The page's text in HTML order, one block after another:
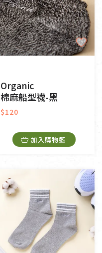
Organic
棉麻船型襪-黑
$120
加入購物籃